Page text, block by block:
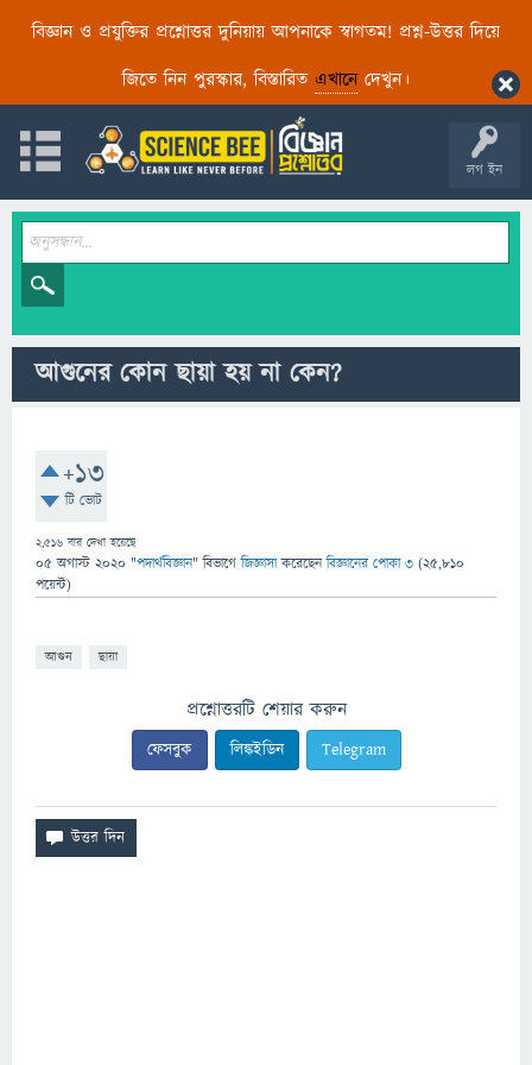
বিজ্ঞান ও প্রযুক্তির প্রশ্নোত্তর দুনিয়ায় আপনাকে স্বাগতম! প্রশ্ন-উত্তর দিয়ে
জিতে নিন পুরস্কার, বিস্তারিত এখানেদেখুন।
লগ ইন
আগুনের কোন ছায়া হয় না কেন?
+13
টি ভোট
2,516 বার দেখা হয়েছে
05 অগাস্ট 2020 "পদার্থবিজ্ঞান" বিভাগে জিজ্ঞাসাকরেছেনবিজ্ঞানের পোকা ৩ (25,810
পয়েন্ট)
আগুন ছায়া
প্রশ্নোত্তরটি শেয়ার করুন
ফেসবুক লিঙ্কইডিন Telegram